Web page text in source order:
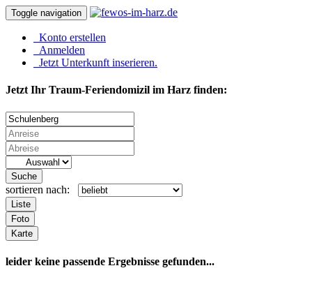
Toggle navigation
Konto erstellen
Anmelden
Jetzt Unterkunft inserieren.
Jetzt Ihr Traum-Feriendomizil im Harz finden:
Suche
sortieren nach:
Liste
Foto
Karte
leider keine passende Ergebnisse gefunden...